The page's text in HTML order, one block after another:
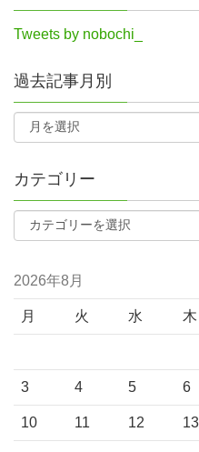
Tweets by nobochi_
過去記事月別
カテゴリー
2026年8月
月 火 水 木
3 4 5 6
10 11 12 13